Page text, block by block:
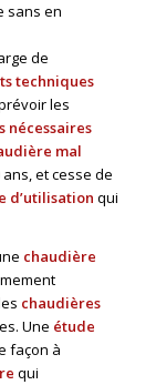
sans en
de
techniques
les
nécessaires
mal
et cesse de
d’utilisation qui
chaudière
chaudières
Une étude
façon à
qui